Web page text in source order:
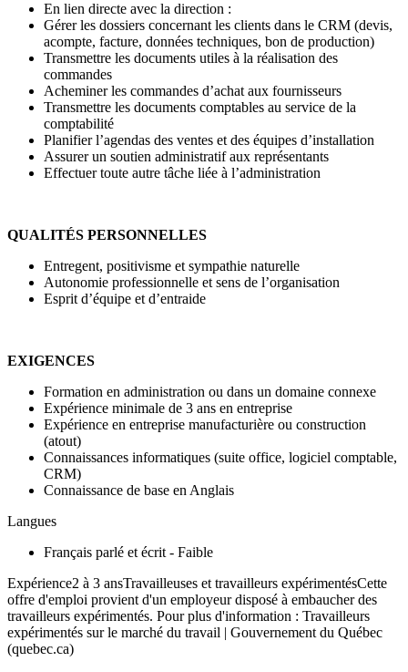
En lien directe avec la direction :
Gérer les dossiers concernant les clients dans le CRM (devis,
acompte, facture, données techniques, bon de production)
Transmettre les documents utiles à la réalisation des
commandes
Acheminer les commandes d’achat aux fournisseurs
Transmettre les documents comptables au service de la
comptabilité
Planifier l’agendas des ventes et des équipes d’installation
Assurer un soutien administratif aux représentants
Effectuer toute autre tâche liée à l’administration
QUALITÉS PERSONNELLES
Entregent, positivisme et sympathie naturelle
Autonomie professionnelle et sens de l’organisation
Esprit d’équipe et d’entraide
EXIGENCES
Formation en administration ou dans un domaine connexe
Expérience minimale de 3 ans en entreprise
Expérience en entreprise manufacturière ou construction
(atout)
Connaissances informatiques (suite office, logiciel comptable,
CRM)
Connaissance de base en Anglais
Langues
Français parlé et écrit - Faible
Expérience2 à 3 ansTravailleuses et travailleurs expérimentésCette
offre d'emploi provient d'un employeur disposé à embaucher des
travailleurs expérimentés. Pour plus d'information : Travailleurs
expérimentés sur le marché du travail | Gouvernement du Québec
(quebec.ca)